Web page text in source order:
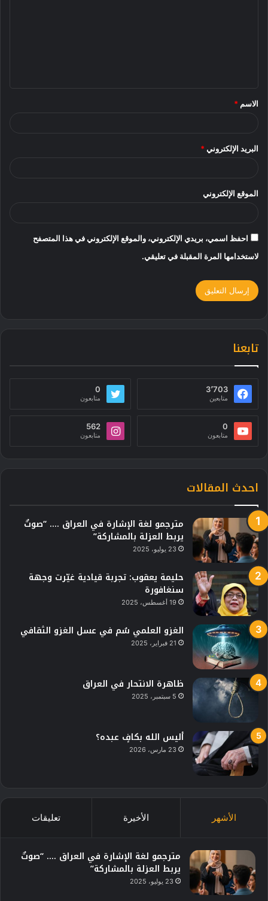
*
الاسم *
البريد الإلكتروني *
الموقع الإلكتروني
احفظ اسمي، بريدي الإلكتروني، والموقع الإلكتروني في هذا المتصفح
لاستخدامها المرة المقبلة في تعليقي.
تابعنا
3٬703
متابعين
0
متابعون
0
متابعون
562
متابعون
احدث المقالات
مترجمو لغة الإشارة في العراق …. “صوتٌ
يربط العزلة بالمشاركة”
23 يوليو، 2025
حليمة يعقوب: تجربة قيادية غيّرت وجهة
سنغافورة
19 أغسطس، 2025
الغزو العلمي سُم في عسل الغزو الثقافي
21 فبراير، 2025
ظاهرة الانتحار في العراق
5 سبتمبر، 2025
أليس الله بكافٍ عبده؟
23 مارس، 2026
الأشهر الأخيرة تعليقات
مترجمو لغة الإشارة في العراق …. “صوتٌ
يربط العزلة بالمشاركة”
23 يوليو، 2025